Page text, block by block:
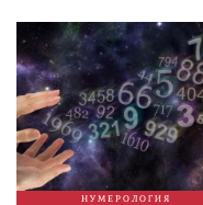
НУМЕРОЛОГИЯ